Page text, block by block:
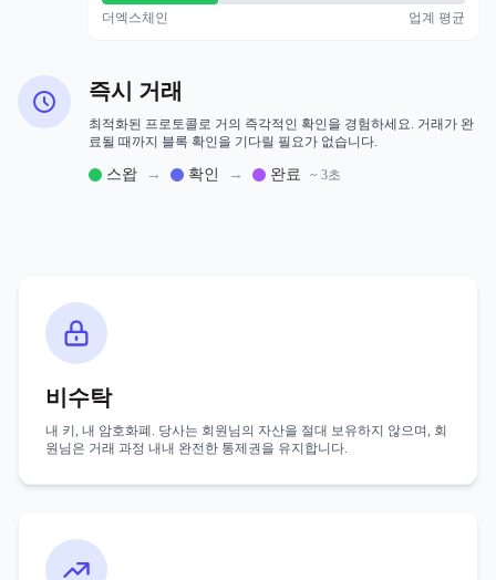
더엑스체인 업계 평균
즉시 거래
최적화된 프로토콜로 거의 즉각적인 확인을 경험하세요. 거래가 완
료될 때까지 블록 확인을 기다릴 필요가 없습니다.
스왑 → 확인 → 완료 ~ 3초
비수탁
내 키, 내 암호화폐. 당사는 회원님의 자산을 절대 보유하지 않으며, 회
원님은 거래 과정 내내 완전한 통제권을 유지합니다.